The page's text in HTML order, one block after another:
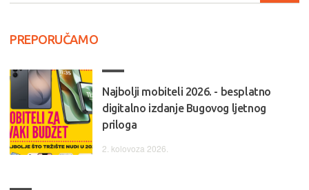
PREPORUČAMO
Najbolji mobiteli 2026. - besplatno
digitalno izdanje Bugovog ljetnog
priloga
2. kolovoza 2026.